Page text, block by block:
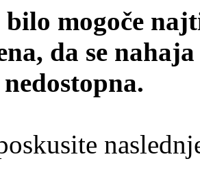
mogoče
da se